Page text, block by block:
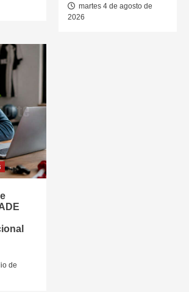
martes 4 de agosto de
2026
de